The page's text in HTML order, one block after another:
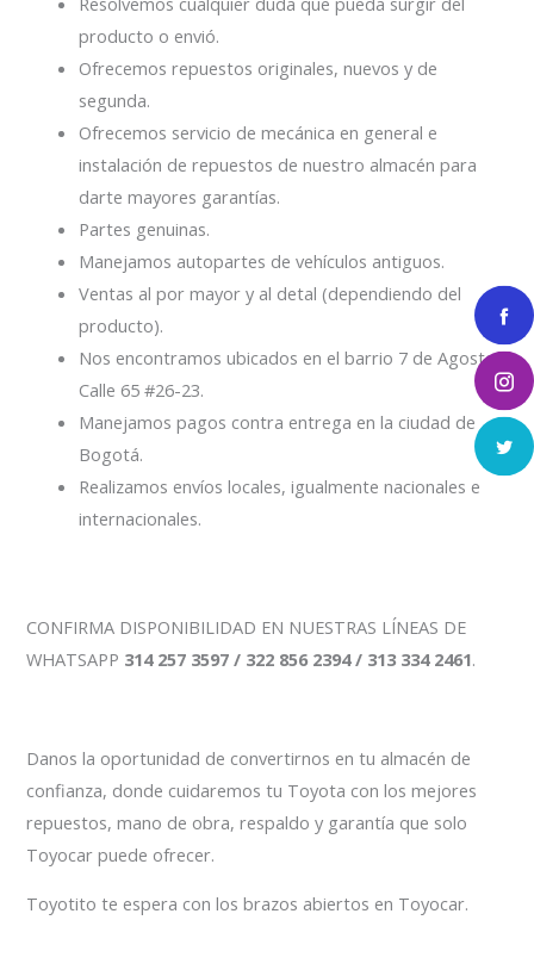
producto o envió.
Ofrecemos repuestos originales, nuevos y de
segunda.
Ofrecemos servicio de mecánica en general e
instalación de repuestos de nuestro almacén para
darte mayores garantías.
Partes genuinas.
Manejamos autopartes de vehículos antiguos.
Ventas al por mayor y al detal (dependiendo del
producto).
Nos encontramos ubicados en el barrio 7 de Agosto
Calle 65 #26-23.
Manejamos pagos contra entrega en la ciudad de
Bogotá.
Realizamos envíos locales, igualmente nacionales e
internacionales.
CONFIRMA DISPONIBILIDAD EN NUESTRAS LÍNEAS DE
WHATSAPP 314 257 3597 / 322 856 2394 / 313 334 2461.
Danos la oportunidad de convertirnos en tu almacén de
confianza, donde cuidaremos tu Toyota con los mejores
repuestos, mano de obra, respaldo y garantía que solo
Toyocar puede ofrecer.
Toyotito te espera con los brazos abiertos en Toyocar.